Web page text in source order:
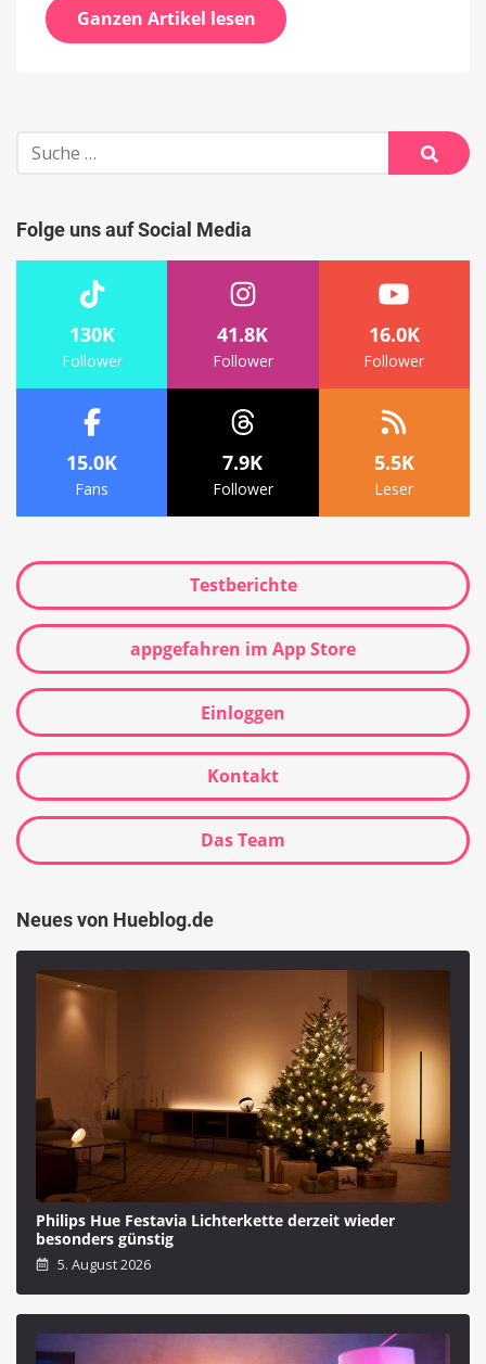
Ganzen Artikel lesen
Suche
nach:
Suche
Folge uns auf Social Media
130K
Follower
41.8K
Follower
16.0K
Follower
15.0K
Fans
7.9K
Follower
5.5K
Leser
Testberichte
appgefahren im App Store
Einloggen
Kontakt
Das Team
Neues von Hueblog.de
Philips Hue Festavia Lichterkette derzeit wieder
besonders günstig
5. August 2026